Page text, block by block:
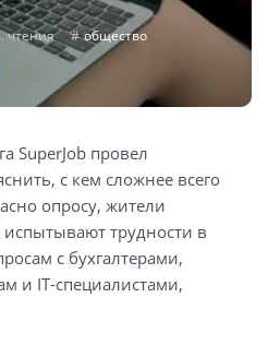
чтения общество
SuperJob провел
с кем сложнее всего
опросу, жители
трудности в
с бухгалтерами,
и IT-специалистами,